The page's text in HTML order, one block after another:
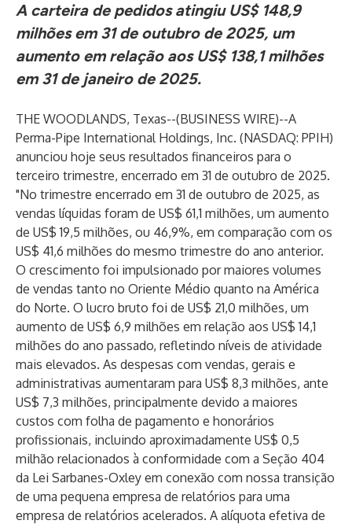
A carteira de pedidos atingiu US$ 148,9
milhões em 31 de outubro de 2025, um
aumento em relação aos US$ 138,1 milhões
em 31 de janeiro de 2025.
THE WOODLANDS, Texas--(BUSINESS WIRE)--A
Perma-Pipe International Holdings, Inc. (NASDAQ: PPIH)
anunciou hoje seus resultados financeiros para o
terceiro trimestre, encerrado em 31 de outubro de 2025.
"No trimestre encerrado em 31 de outubro de 2025, as
vendas líquidas foram de US$ 61,1 milhões, um aumento
de US$ 19,5 milhões, ou 46,9%, em comparação com os
US$ 41,6 milhões do mesmo trimestre do ano anterior.
O crescimento foi impulsionado por maiores volumes
de vendas tanto no Oriente Médio quanto na América
do Norte. O lucro bruto foi de US$ 21,0 milhões, um
aumento de US$ 6,9 milhões em relação aos US$ 14,1
milhões do ano passado, refletindo níveis de atividade
mais elevados. As despesas com vendas, gerais e
administrativas aumentaram para US$ 8,3 milhões, ante
US$ 7,3 milhões, principalmente devido a maiores
custos com folha de pagamento e honorários
profissionais, incluindo aproximadamente US$ 0,5
milhão relacionados à conformidade com a Seção 404
da Lei Sarbanes-Oxley em conexão com nossa transição
de uma pequena empresa de relatórios para uma
empresa de relatórios acelerados. A alíquota efetiva de